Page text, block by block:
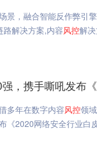
景，融合智能反作弊引
路解决方案,内容风控解
，携手嘶吼发布
多年在数字内容风控领
《2020网络安全行业白